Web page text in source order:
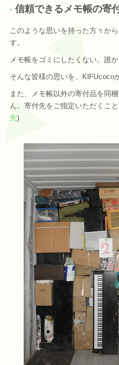
信頼できるメモ帳の寄
このような思いを持った方々か
す。
メモ帳をゴミにしたくない。誰
そんな皆様の思いを、KIFUcoco
また、メモ帳以外の寄付品を同
ん、寄付先をご指定いただくこ
先)